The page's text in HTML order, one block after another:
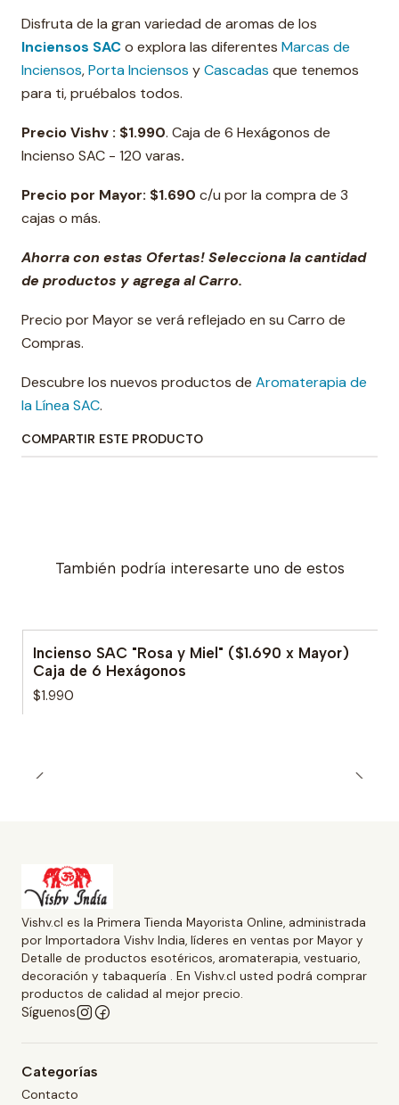
Disfruta de la gran variedad de aromas de los
Inciensos SACo explora las diferentes Marcas de
Inciensos,Porta Inciensos yCascadas que tenemos
para ti, pruébalos todos.
Precio Vishv : $1.990. Caja de 6 Hexágonos de
Incienso SAC - 120 varas.
Precio por Mayor: $1.690 c/u por la compra de 3
cajas o más.
Ahorra con estas Ofertas! Selecciona la cantidad
de productos y agrega al Carro.
Precio por Mayor se verá reflejado en su Carro de
Compras.
Descubre los nuevos productos de Aromaterapia de
la Línea SAC.
COMPARTIR ESTE PRODUCTO
También podría interesarte uno de estos
Incienso SAC "Rosa y Miel" ($1.690 x Mayor)
Caja de 6 Hexágonos
$1.990
Vishv.cl es la Primera Tienda Mayorista Online, administrada
por Importadora Vishv India, líderes en ventas por Mayor y
Detalle de productos esotéricos, aromaterapia, vestuario,
decoración y tabaquería . En Vishv.cl usted podrá comprar
productos de calidad al mejor precio.
Síguenos
Categorías
Contacto